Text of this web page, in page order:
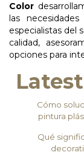
Color
las
especialistas del
calidad,
opciones para
Cómo
pintura
Qué